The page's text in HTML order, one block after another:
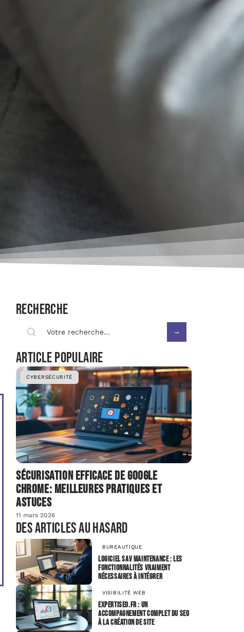
Recherche
Article populaire
CYBERSÉCURITÉ
Sécurisation efficace de Google
Chrome: meilleures pratiques et
astuces
11 mars 2026
Des articles au hasard
BUREAUTIQUE
Logiciel SAV maintenance : les
fonctionnalités vraiment
nécessaires à intégrer
VISIBILITÉ WEB
expertiseo.fr : un
accompagnement complet du SEO
à la création de site